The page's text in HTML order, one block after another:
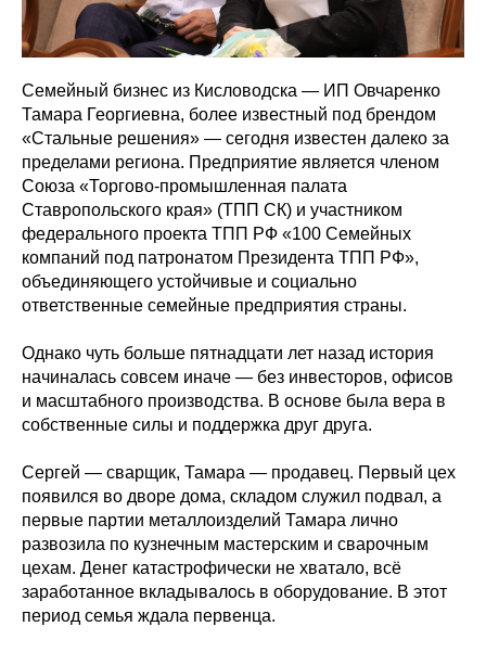
Семейный бизнес из Кисловодска — ИП Овчаренко
Тамара Георгиевна, более известный под брендом
«Стальные решения» — сегодня известен далеко за
пределами региона. Предприятие является членом
Союза «Торгово-промышленная палата
Ставропольского края» (ТПП СК) и участником
федерального проекта ТПП РФ «100 Семейных
компаний под патронатом Президента ТПП РФ»,
объединяющего устойчивые и социально
ответственные семейные предприятия страны.
Однако чуть больше пятнадцати лет назад история
начиналась совсем иначе — без инвесторов, офисов
и масштабного производства. В основе была вера в
собственные силы и поддержка друг друга.
Сергей — сварщик, Тамара — продавец. Первый цех
появился во дворе дома, складом служил подвал, а
первые партии металлоизделий Тамара лично
развозила по кузнечным мастерским и сварочным
цехам. Денег катастрофически не хватало, всё
заработанное вкладывалось в оборудование. В этот
период семья ждала первенца.